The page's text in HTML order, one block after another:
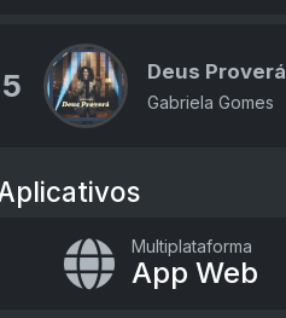
5 Deus Proverá
Gabriela Gomes
Multiplataforma
App Web